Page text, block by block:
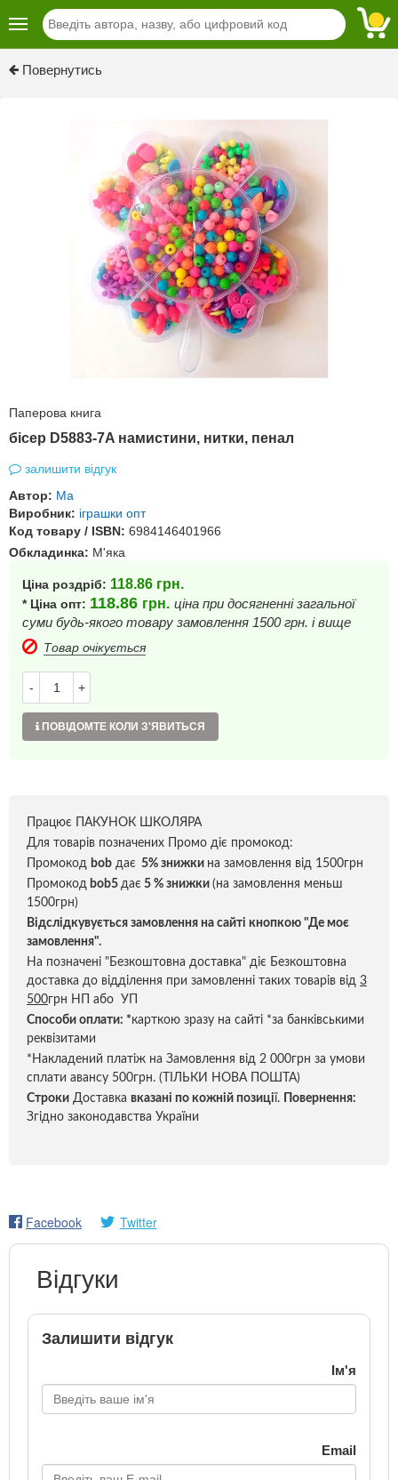
Повернутись
Паперова книга
бісер D5883-7A намистини, нитки, пенал
залишити відгук
Автор: Ма
Виробник: іграшки опт
Код товару / ISBN: 6984146401966
Обкладинка: М'яка
Ціна роздріб: 118.86 грн.
* Ціна опт: 118.86 грн. ціна при досягненні загальної
суми будь-якого товару замовлення 1500 грн. і вище
Товар очікується
- +
ПОВІДОМТЕ КОЛИ З'ЯВИТЬСЯ
Працює ПАКУНОК ШКОЛЯРА
Для товарів позначених Промо діє промокод:
Промокод bob дає 5% знижки на замовлення від 1500грн
Промокод bob5 дає 5 % знижки (на замовлення меньш
1500грн)
Відслідкувується замовлення на сайті кнопкою "Де моє
замовлення".
На позначені "Безкоштовна доставка" діє Безкоштовна
доставка до відділення при замовленні таких товарів від 3
500грн НП або УП
Способи оплати: *карткою зразу на сайті *за банківськими
реквізитами
*Накладений платіж на Замовлення від 2 000грн за умови
сплати авансу 500грн. (ТІЛЬКИ НОВА ПОШТА)
Строки Доставка вказані по кожній позиції.
Повернення:
Згідно законодавства України
Facebook Twitter
Відгуки
Залишити відгук
Ім'я
Email